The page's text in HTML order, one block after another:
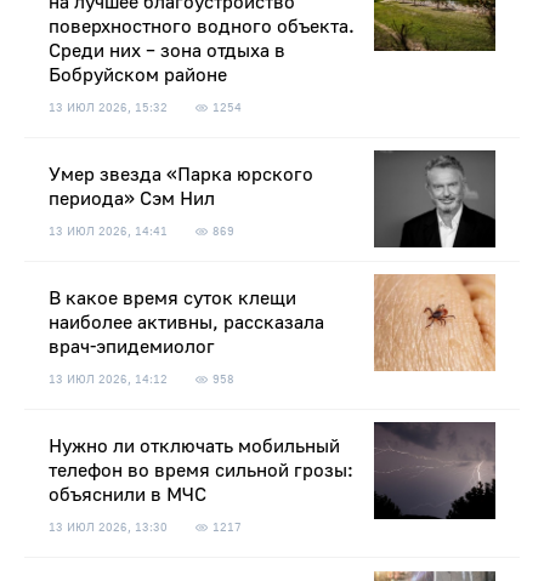
поверхностного водного объекта.
Среди них – зона отдыха в
Бобруйском районе
13 ИЮЛ 2026, 15:32 1254
Умер звезда «Парка юрского
периода» Сэм Нил
13 ИЮЛ 2026, 14:41 869
В какое время суток клещи
наиболее активны, рассказала
врач-эпидемиолог
13 ИЮЛ 2026, 14:12 958
Нужно ли отключать мобильный
телефон во время сильной грозы:
объяснили в МЧС
13 ИЮЛ 2026, 13:30 1217